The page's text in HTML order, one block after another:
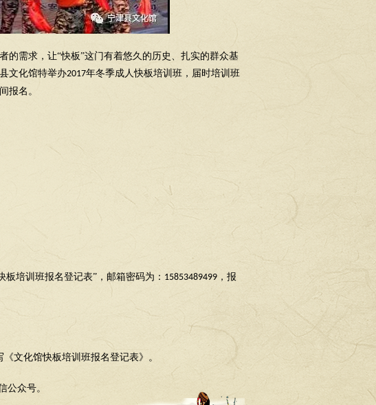
的需求，让“快板”这门有着悠久的历史、扎实的群众基
文化馆特举办2017年冬季成人快板培训班，届时培训班
报名。
板培训班报名登记表”，邮箱密码为： 15853489499 ，报
《文化馆快板培训班报名登记表》。
公众号。